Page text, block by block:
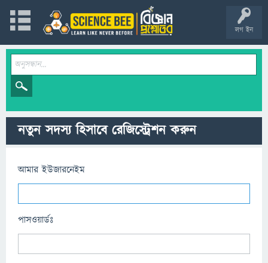
লগ ইন
নতুন সদস্য হিসাবে রেজিস্ট্রেশন করুন
আমার ইউজারনেইম
পাসওয়ার্ডঃ